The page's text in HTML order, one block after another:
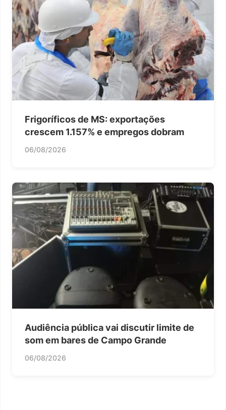
Frigoríficos de MS: exportações
crescem 1.157% e empregos dobram
06/08/2026
Audiência pública vai discutir limite de
som em bares de Campo Grande
06/08/2026